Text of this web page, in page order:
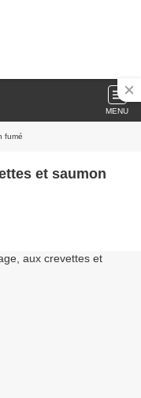
MENU
fumé
et saumon